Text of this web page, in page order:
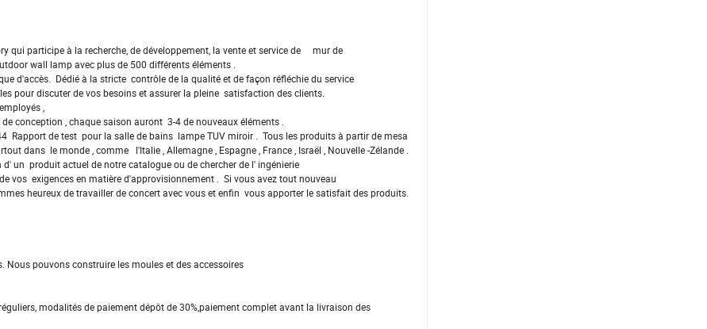
qui participe à la recherche, de développement, la vente et service de mur de
wall lamp avec plus de 500 différents éléments .
d'accès. Dédié à la stricte contrôle de la qualité et de façon réfléchie du service
pour discuter de vos besoins et assurer la pleine satisfaction des clients.
,
conception , chaque saison auront 3-4 de nouveaux éléments .
Rapport de test pour la salle de bains lampe TUV miroir . Tous les produits à partir de mesa
dans le monde , comme l'Italie , Allemagne , Espagne , France , Israël , Nouvelle -Zélande .
un produit actuel de notre catalogue ou de chercher de l' ingénierie
vos exigences en matière d'approvisionnement . Si vous avez tout nouveau
heureux de travailler de concert avec vous et enfin vous apporter le satisfait des produits.
pouvons construire les moules et des accessoires
modalités de paiement dépôt de 30%,paiement complet avant la livraison des